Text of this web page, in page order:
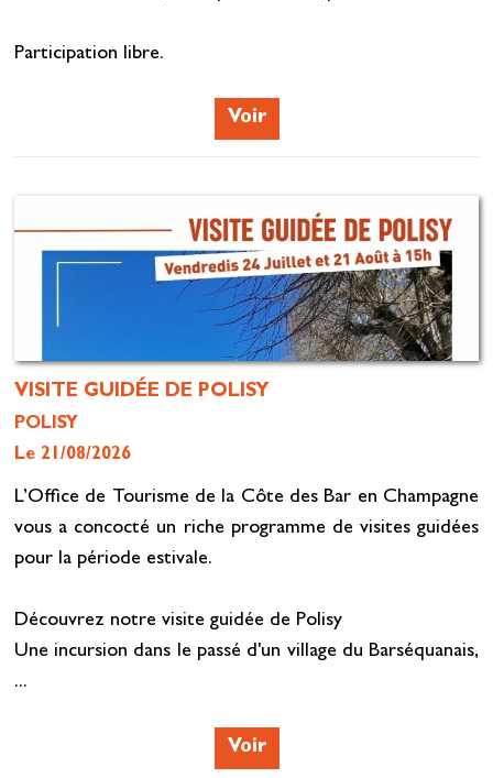
Participation libre.
Voir
VISITE GUIDÉE DE POLISY
POLISY
Le 21/08/2026
L’Office de Tourisme de la Côte des Bar en Champagne
vous a concocté un riche programme de visites guidées
pour la période estivale.
Découvrez notre visite guidée de Polisy
Une incursion dans le passé d'un village du Barséquanais,
...
Voir